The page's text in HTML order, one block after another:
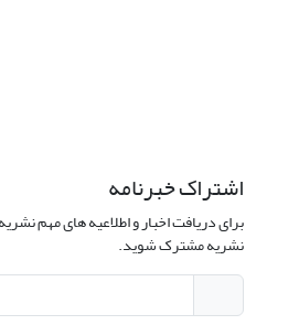
اشتراک خبرنامه
برای دریافت اخبار و اطلاعیه های مهم
نشریه مشترک شوید.